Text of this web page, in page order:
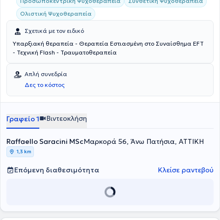
Ολιστική Ψυχοθεραπεία
Σχετικά με τον ειδικό
Υπαρξιακή θεραπεία - Θεραπεία Εστιασμένη στο Συναίσθημα EFT
- Τεχνική Flash - Τραυματοθεραπεία
Απλή συνεδρία
Δες το κόστος
Γραφείο 1 Βιντεοκλήση
Raffaello Saracini MScΜαρκορά 56, Άνω Πατήσια, ΑΤΤΙΚΗ
1,3 km
Επόμενη διαθεσιμότητα Κλείσε ραντεβού